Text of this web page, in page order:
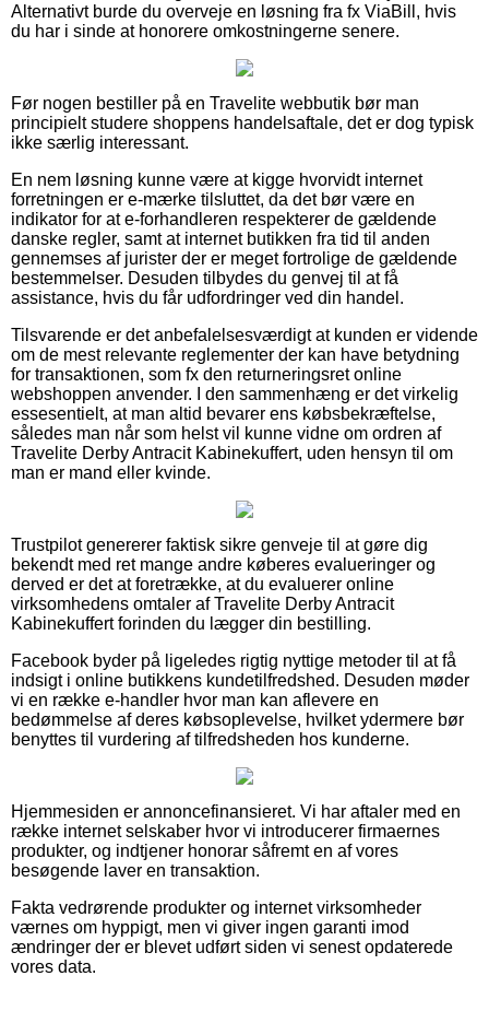
Alternativt burde du overveje en løsning fra fx ViaBill, hvis
du har i sinde at honorere omkostningerne senere.
Før nogen bestiller på en Travelite webbutik bør man
principielt studere shoppens handelsaftale, det er dog typisk
ikke særlig interessant.
En nem løsning kunne være at kigge hvorvidt internet
forretningen er e-mærke tilsluttet, da det bør være en
indikator for at e-forhandleren respekterer de gældende
danske regler, samt at internet butikken fra tid til anden
gennemses af jurister der er meget fortrolige de gældende
bestemmelser. Desuden tilbydes du genvej til at få
assistance, hvis du får udfordringer ved din handel.
Tilsvarende er det anbefalelsesværdigt at kunden er vidende
om de mest relevante reglementer der kan have betydning
for transaktionen, som fx den returneringsret online
webshoppen anvender. I den sammenhæng er det virkelig
essesentielt, at man altid bevarer ens købsbekræftelse,
således man når som helst vil kunne vidne om ordren af
Travelite Derby Antracit Kabinekuffert, uden hensyn til om
man er mand eller kvinde.
Trustpilot genererer faktisk sikre genveje til at gøre dig
bekendt med ret mange andre køberes evalueringer og
derved er det at foretrække, at du evaluerer online
virksomhedens omtaler af Travelite Derby Antracit
Kabinekuffert forinden du lægger din bestilling.
Facebook byder på ligeledes rigtig nyttige metoder til at få
indsigt i online butikkens kundetilfredshed. Desuden møder
vi en række e-handler hvor man kan aflevere en
bedømmelse af deres købsoplevelse, hvilket ydermere bør
benyttes til vurdering af tilfredsheden hos kunderne.
Hjemmesiden er annoncefinansieret. Vi har aftaler med en
række internet selskaber hvor vi introducerer firmaernes
produkter, og indtjener honorar såfremt en af vores
besøgende laver en transaktion.
Fakta vedrørende produkter og internet virksomheder
værnes om hyppigt, men vi giver ingen garanti imod
ændringer der er blevet udført siden vi senest opdaterede
vores data.